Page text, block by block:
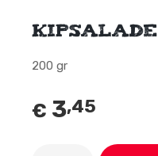
kipsalade
200 gr
€ 3,45